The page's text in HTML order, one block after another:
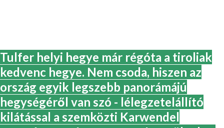
Tulfer helyi hegye már régóta a tiroliak
kedvenc hegye. Nem csoda, hiszen az
ország egyik legszebb panorámájú
hegységéről van szó - lélegzetelállító
kilátással a szemközti Karwendel